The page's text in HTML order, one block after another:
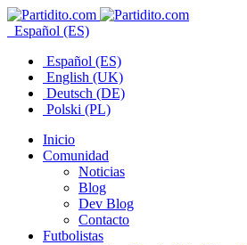
Español (ES)
Español (ES)
English (UK)
Deutsch (DE)
Polski (PL)
Inicio
Comunidad
Noticias
Blog
Dev Blog
Contacto
Futbolistas